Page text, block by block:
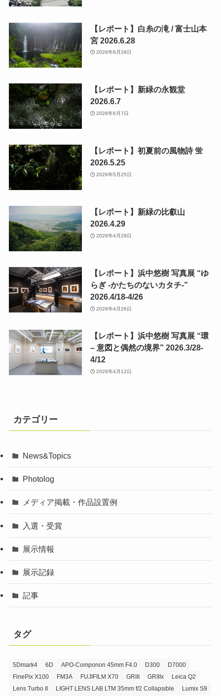
【レポート】白糸の滝 / 富士山本
宮 2026.6.28
2026年6月28日
【レポート】新緑の永観堂
2026.6.7
2026年6月7日
【レポート】初夏前の風物詩 蛍
2026.5.25
2026年5月25日
【レポート】新緑の比叡山
2026.4.29
2026年4月29日
【レポート】浜中悠樹 写真展 “ゆ
らぎ -かたちのないカタチ-”
2026.4/18-4/26
2026年4月26日
【レポート】浜中悠樹 写真展 “環
– 意図と偶然の境界” 2026.3/28-
4/12
2026年4月12日
カテゴリー
News&Topics
Photolog
メディア掲載・作品設置例
入選・受賞
展示情報
展示記録
記事
タグ
5Dmark4 6D APO-Componon 45mm F4.0 D300
D7000
FinePix X100
FM3A FUJIFILM X70 GRIII GRIIIx
Leica Q2
Lens Turbo II
LIGHT LENS LAB LTM 35mm f/2 Collapsible Lumix S9